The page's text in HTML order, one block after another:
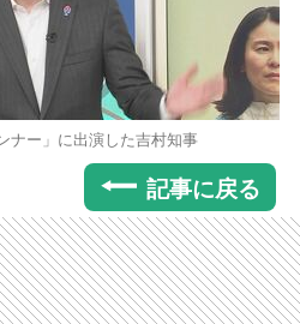
ナー」に出演した吉村知事
記事に戻る